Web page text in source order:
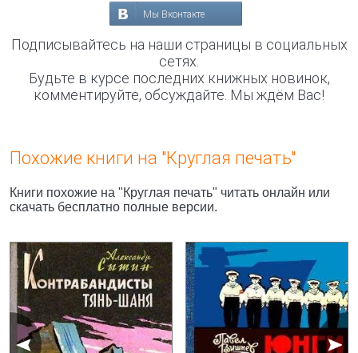
Мы Вконтакте
Подписывайтесь на наши страницы в социальных
сетях.
Будьте в курсе последних книжных новинок,
комментируйте, обсуждайте. Мы ждём Вас!
Похожие книги на "Круглая печать"
Книги похожие на "Круглая печать" читать онлайн или
скачать бесплатно полные версии.